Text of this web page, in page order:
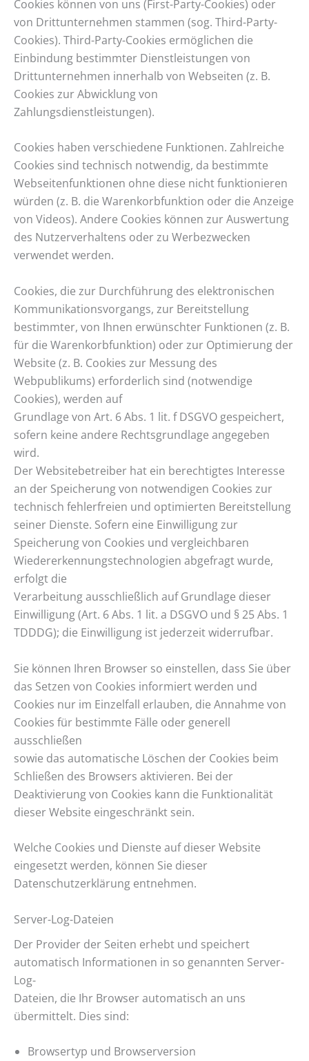
Cookies können von uns (First-Party-Cookies) oder
von Drittunternehmen stammen (sog. Third-Party-
Cookies). Third-Party-Cookies ermöglichen die
Einbindung bestimmter Dienstleistungen von
Drittunternehmen innerhalb von Webseiten (z. B.
Cookies zur Abwicklung von
Zahlungsdienstleistungen).
Cookies haben verschiedene Funktionen. Zahlreiche
Cookies sind technisch notwendig, da bestimmte
Webseitenfunktionen ohne diese nicht funktionieren
würden (z. B. die Warenkorbfunktion oder die Anzeige
von Videos). Andere Cookies können zur Auswertung
des Nutzerverhaltens oder zu Werbezwecken
verwendet werden.
Cookies, die zur Durchführung des elektronischen
Kommunikationsvorgangs, zur Bereitstellung
bestimmter, von Ihnen erwünschter Funktionen (z. B.
für die Warenkorbfunktion) oder zur Optimierung der
Website (z. B. Cookies zur Messung des
Webpublikums) erforderlich sind (notwendige
Cookies), werden auf
Grundlage von Art. 6 Abs. 1 lit. f DSGVO gespeichert,
sofern keine andere Rechtsgrundlage angegeben
wird.
Der Websitebetreiber hat ein berechtigtes Interesse
an der Speicherung von notwendigen Cookies zur
technisch fehlerfreien und optimierten Bereitstellung
seiner Dienste. Sofern eine Einwilligung zur
Speicherung von Cookies und vergleichbaren
Wiedererkennungstechnologien abgefragt wurde,
erfolgt die
Verarbeitung ausschließlich auf Grundlage dieser
Einwilligung (Art. 6 Abs. 1 lit. a DSGVO und § 25 Abs. 1
TDDDG); die Einwilligung ist jederzeit widerrufbar.
Sie können Ihren Browser so einstellen, dass Sie über
das Setzen von Cookies informiert werden und
Cookies nur im Einzelfall erlauben, die Annahme von
Cookies für bestimmte Fälle oder generell
ausschließen
sowie das automatische Löschen der Cookies beim
Schließen des Browsers aktivieren. Bei der
Deaktivierung von Cookies kann die Funktionalität
dieser Website eingeschränkt sein.
Welche Cookies und Dienste auf dieser Website
eingesetzt werden, können Sie dieser
Datenschutzerklärung entnehmen.
Server-Log-Dateien
Der Provider der Seiten erhebt und speichert
automatisch Informationen in so genannten Server-
Log-
Dateien, die Ihr Browser automatisch an uns
übermittelt. Dies sind:
Browsertyp und Browserversion